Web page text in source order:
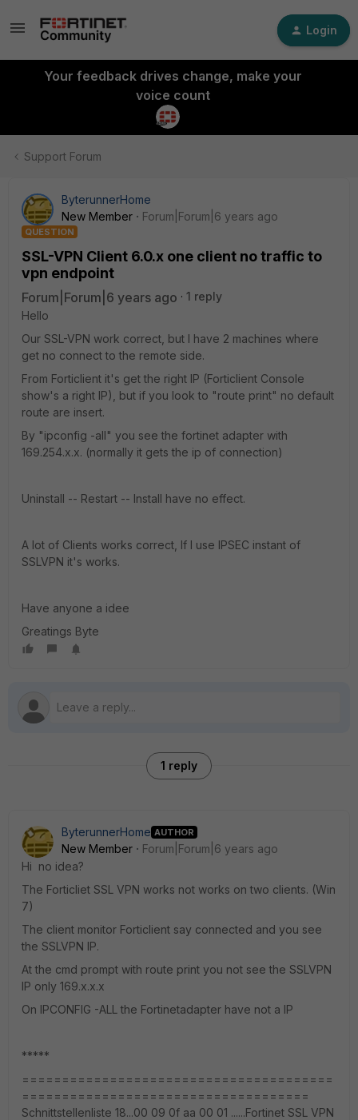
Login
Your feedback drives change, make your
voice count
Support Forum
ByterunnerHome
New Member
Forum|Forum|6 years ago
QUESTION
SSL-VPN Client 6.0.x one client no traffic to
vpn endpoint
Forum|Forum|6 years ago
1 reply
Hello
Our SSL-VPN work correct, but I have 2 machines where
get no connect to the remote side.
From Forticlient it's get the right IP (Forticlient Console
show's a right IP), but if you look to "route print" no default
route are insert.
By "ipconfig -all" you see the fortinet adapter with
169.254.x.x. (normally it gets the ip of connection)
Uninstall -- Restart -- Install have no effect.
A lot of Clients works correct, If I use IPSEC instant of
SSLVPN it's works.
Have anyone a idee
Greatings Byte
1 reply
ByterunnerHome AUTHOR
New Member
Forum|Forum|6 years ago
Hi no idea?
The Forticliet SSL VPN works not works on two clients. (Win
7)
The client monitor Forticlient say connected and you see
the SSLVPN IP.
At the cmd prompt with route print you not see the SSLVPN
IP only 169.x.x.x
On IPCONFIG -ALL the Fortinetadapter have not a IP
*****
=======================================
====================================
Schnittstellenliste 18...00 09 0f aa 00 01 ......Fortinet SSL VPN